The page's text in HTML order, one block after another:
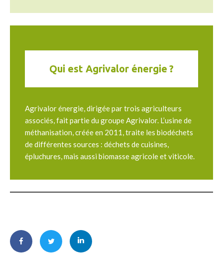
Qui est Agrivalor énergie ?
Agrivalor énergie, dirigée par trois agriculteurs
associés, fait partie du groupe Agrivalor. L’usine de
méthanisation, créée en 2011, traite les biodéchets
de différentes sources : déchets de cuisines,
épluchures, mais aussi biomasse agricole et viticole.